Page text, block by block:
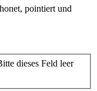
pointiert und
dieses Feld leer